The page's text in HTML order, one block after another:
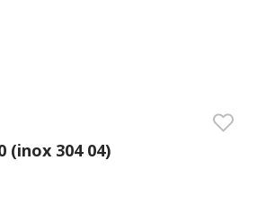
(inox 304 04)